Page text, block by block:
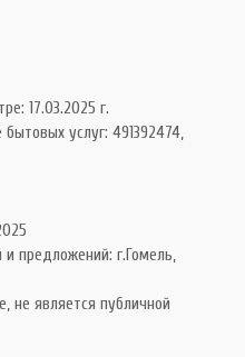
17.03.2025 г.
услуг: 491392474,
предложений: г.Гомель,
не является публичной